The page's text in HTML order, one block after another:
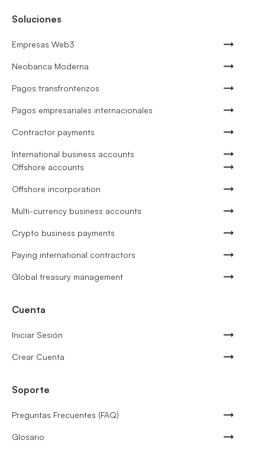
Soluciones
Empresas Web3
Neobanca Moderna
Pagos transfronterizos
Pagos empresariales internacionales
Contractor payments
International business accounts
Offshore accounts
Offshore incorporation
Multi-currency business accounts
Crypto business payments
Paying international contractors
Global treasury management
Cuenta
Iniciar Sesión
Crear Cuenta
Soporte
Preguntas Frecuentes (FAQ)
Glosario